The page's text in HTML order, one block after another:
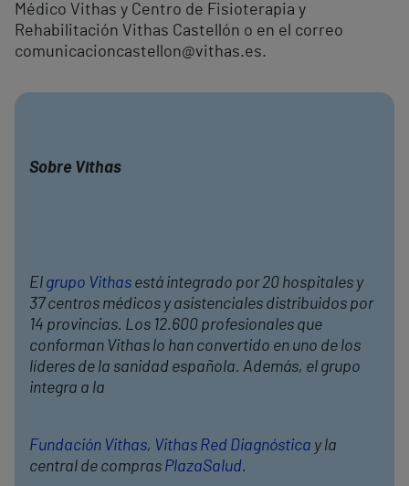
Médico Vithas y Centro de Fisioterapia y
Rehabilitación Vithas Castellón o en el correo
comunicacioncastellon@vithas.es.
Sobre Vithas
El grupo Vithas está integrado por 20 hospitales y
37 centros médicos y asistenciales distribuidos por
14 provincias. Los 12.600 profesionales que
conforman Vithas lo han convertido en uno de los
líderes de la sanidad española. Además, el grupo
integra a la
Fundación Vithas, Vithas Red Diagnóstica y la
central de compras PlazaSalud.